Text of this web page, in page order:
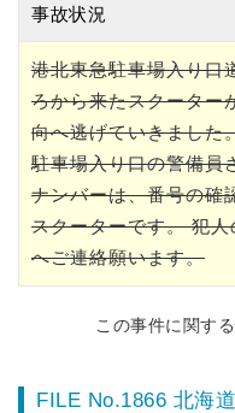
事故状況
港北東急駐車場入り口
ろから来たスクーター
向へ逃げていきました
駐車場入り口の警備員
ナンバーは、番号の確
スクーターです。 犯
へご連絡願います。
この事件に関す
FILE No.1866 北海